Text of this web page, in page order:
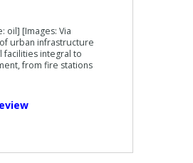
oil] [Images: Via
urban infrastructure
facilities integral to
from fire stations